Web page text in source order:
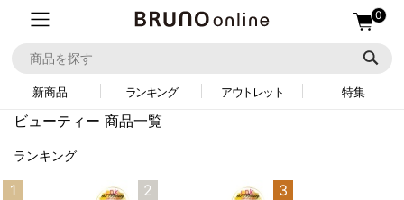
0
新商品 ランキング アウトレット 特集
ビューティー 商品一覧
ランキング
1 2 3